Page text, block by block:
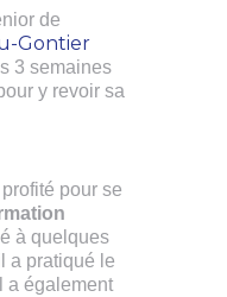
de
Gontier
3 semaines
y revoir sa
pour se
à quelques
a pratiqué le
a également